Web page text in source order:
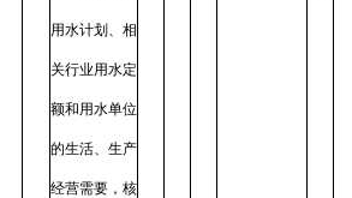
用水计划、相
关行业用水定
额和用水单位
的生活、生产
经营需要，核